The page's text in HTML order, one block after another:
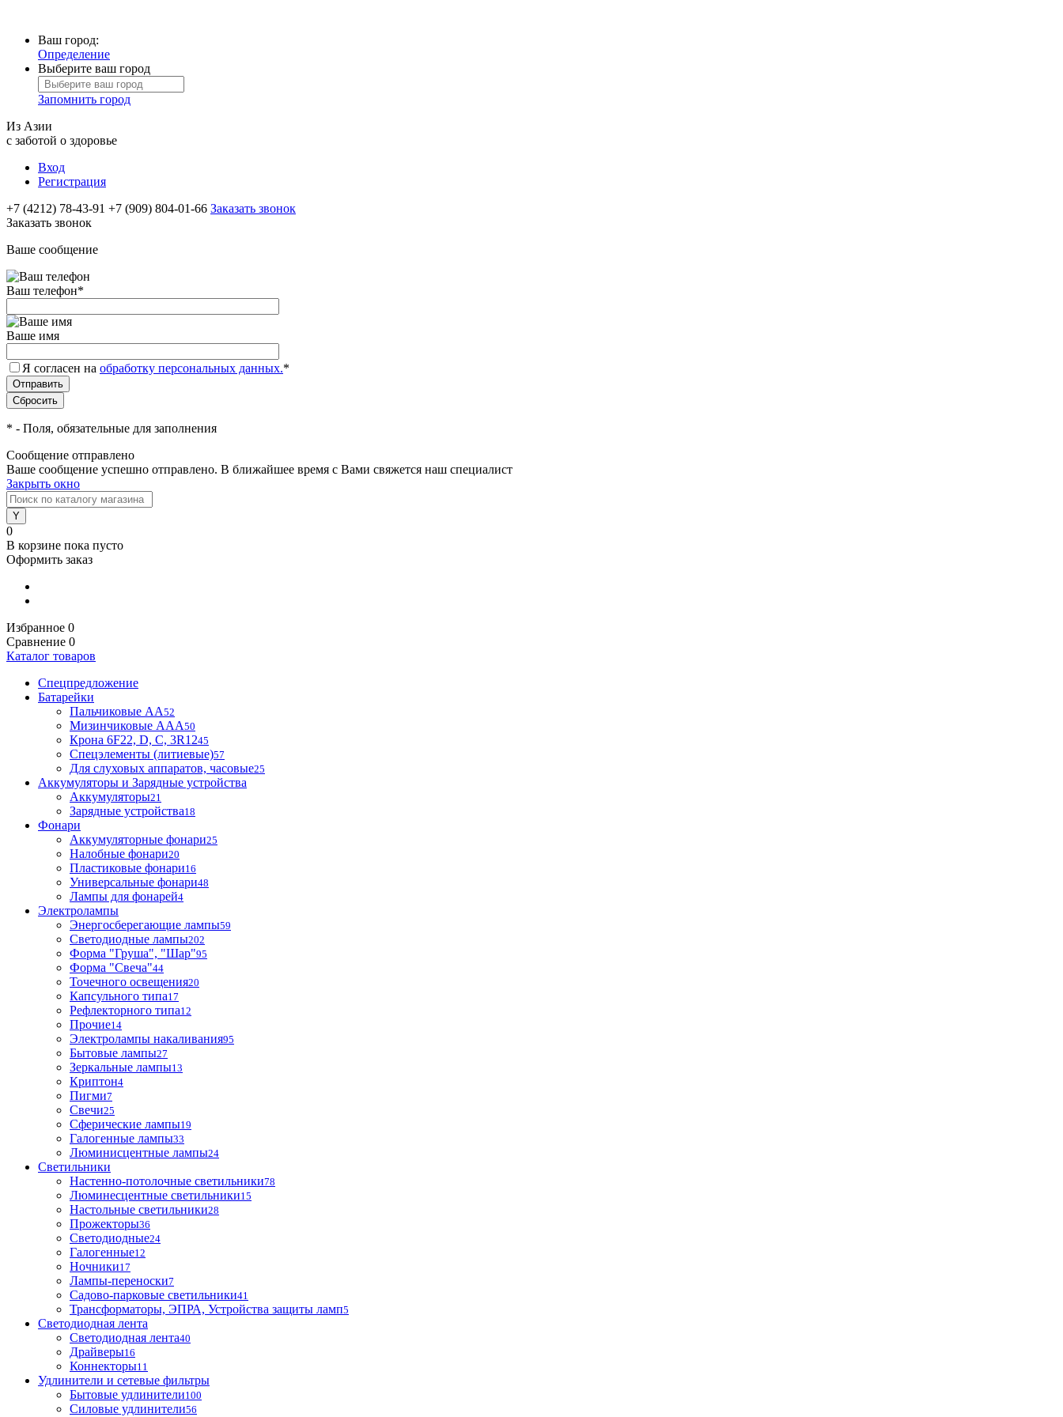
Ваш город:
Определение
Выберите ваш город
Запомнить город
Из Азии
с заботой о здоровье
Вход
Регистрация
+7 (4212) 78-43-91 +7 (909) 804-01-66 Заказать звонок
Заказать звонок
Ваше сообщение
Ваш телефон*
Ваше имя
Я согласен на обработку персональных данных.*
* - Поля, обязательные для заполнения
Сообщение отправлено
Ваше сообщение успешно отправлено. В ближайшее время с Вами свяжется наш специалист
Закрыть окно
0
В корзине пока пусто
Оформить заказ
Избранное 0
Сравнение 0
Каталог товаров
Спецпредложение
Батарейки
Пальчиковые АА52
Мизинчиковые ААА50
Крона 6F22, D, C, 3R1245
Спецэлементы (литиевые)57
Для слуховых аппаратов, часовые25
Аккумуляторы и Зарядные устройства
Аккумуляторы21
Зарядные устройства18
Фонари
Аккумуляторные фонари25
Налобные фонари20
Пластиковые фонари16
Универсальные фонари48
Лампы для фонарей4
Электролампы
Энергосберегающие лампы59
Светодиодные лампы202
Форма "Груша", "Шар"95
Форма "Свеча"44
Точечного освещения20
Капсульного типа17
Рефлекторного типа12
Прочие14
Электролампы накаливания95
Бытовые лампы27
Зеркальные лампы13
Криптон4
Пигми7
Свечи25
Сферические лампы19
Галогенные лампы33
Люминисцентные лампы24
Светильники
Настенно-потолочные светильники78
Люминесцентные светильники15
Настольные светильники28
Прожекторы36
Светодиодные24
Галогенные12
Ночники17
Лампы-переноски7
Садово-парковые светильники41
Трансформаторы, ЭПРА, Устройства защиты ламп5
Светодиодная лента
Светодиодная лента40
Драйверы16
Коннекторы11
Удлинители и сетевые фильтры
Бытовые удлинители100
Силовые удлинители56